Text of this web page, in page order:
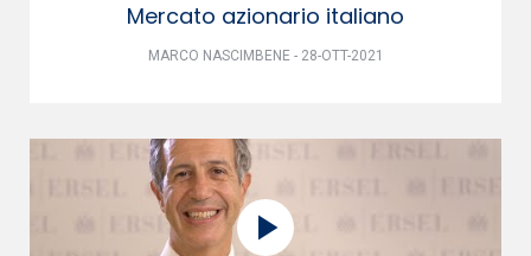
Mercato azionario italiano
MARCO NASCIMBENE - 28-OTT-2021